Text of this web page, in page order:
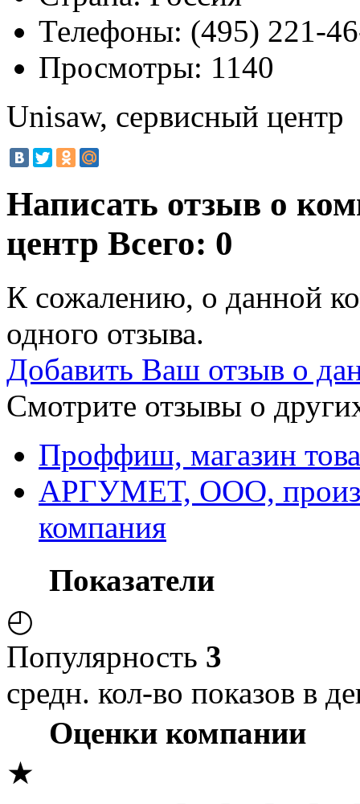
Телефоны: (495) 221-
Просмотры: 1140
Unisaw, сервисный центр
Написать отзыв о
центр Всего: 0
К сожалению, о данной
одного отзыва.
Добавить Ваш отзыв о
Смотрите отзывы о
Проффиш, магазин
АРГУМЕТ, ООО,
компания
Показатели
◴
Популярность 3
средн. кол-во показов в
Оценки компании
★